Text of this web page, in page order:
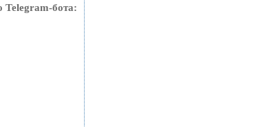
Telegram-бота: